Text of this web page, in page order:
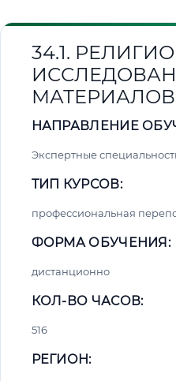
34.1.
МАТЕРИАЛОВ
НАПРАВЛЕНИЕ
Экспертные
ТИП КУРСОВ:
профессиональная
ФОРМА ОБУЧЕНИЯ:
дистанционно
КОЛ-ВО ЧАСОВ:
516
РЕГИОН: